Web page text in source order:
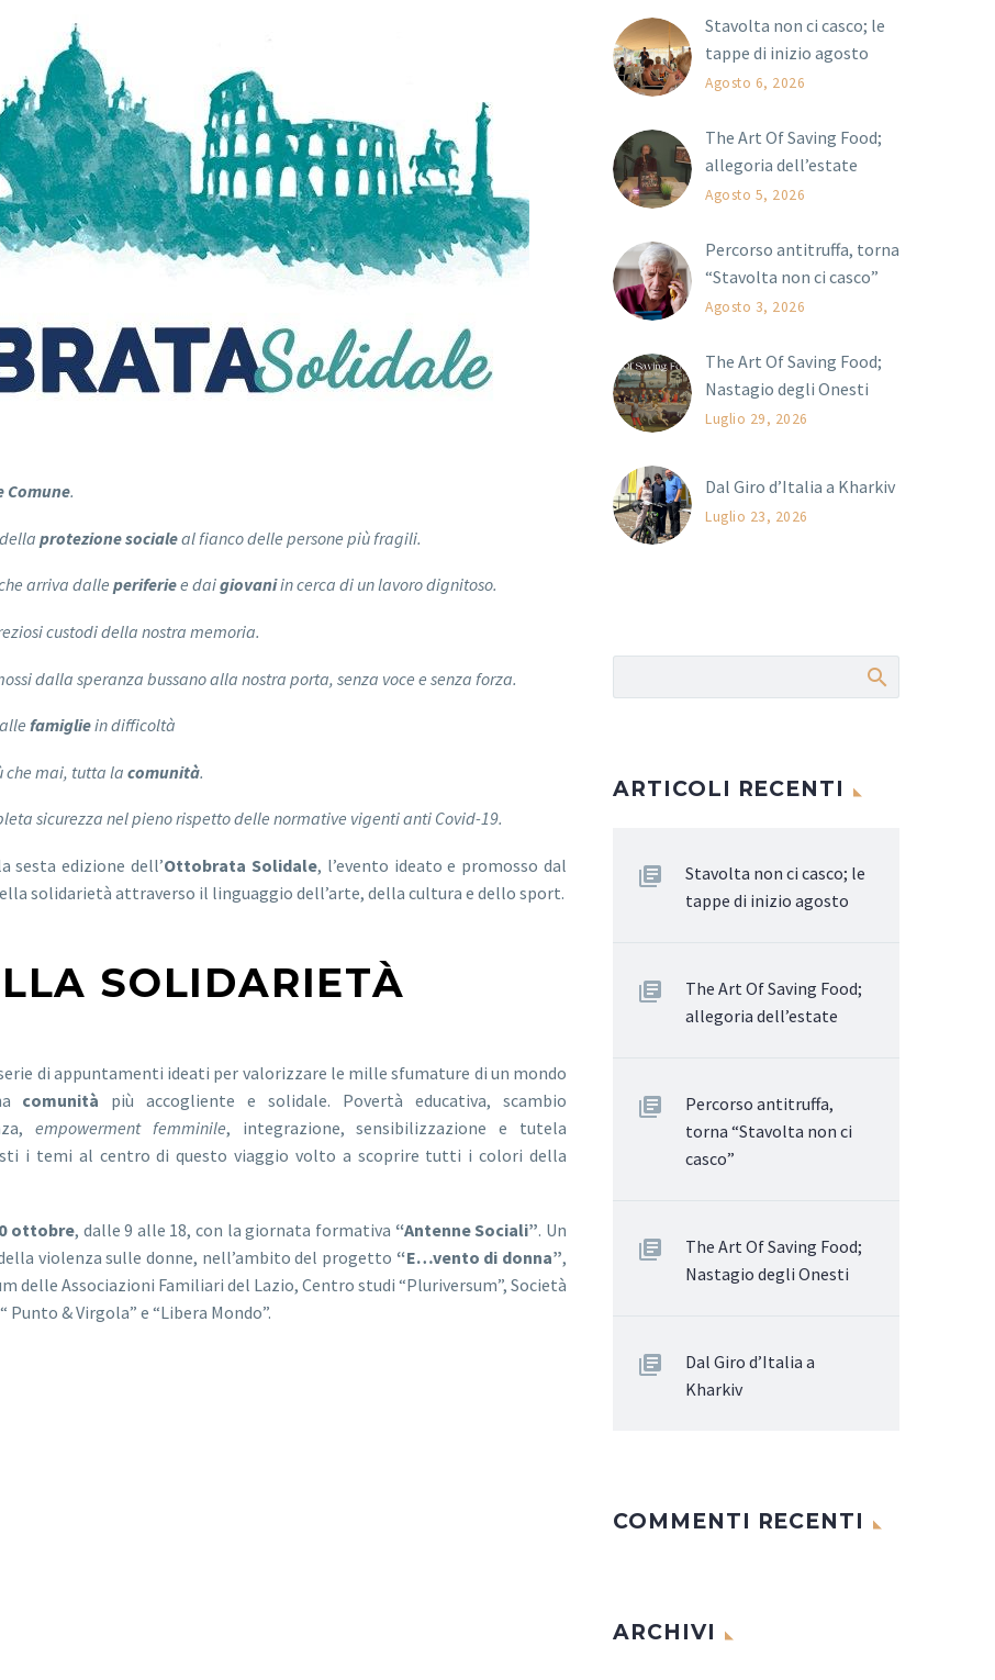
Comune.
protezione socialeal fianco delle persone più fragili.
arriva dalleperiferiee daigiovaniin cerca di un lavoro dignitoso.
custodi della nostra memoria.
dalla speranza bussano alla nostra porta, senza voce e senza forza.
famigliein difficoltà
che mai, tutta la comunità.
sicurezza nel pieno rispetto delle normative vigenti anti Covid-19.
sesta edizione dell’Ottobrata Solidale, l’evento ideato e promosso dal
solidarietà attraverso il linguaggio dell’arte, della cultura e dello sport.
SOLIDARIETÀ
di appuntamenti ideati per valorizzare le mille sfumature di un mondo
comunità più accogliente e solidale. Povertà educativa, scambio
empowerment femminile, integrazione, sensibilizzazione e tutela
i temi al centro di questo viaggio volto a scoprire tutti i colori della
ottobre, dalle 9 alle 18, con la giornata formativa “Antenne Sociali”. Un
violenza sulle donne, nell’ambito del progetto “E…vento di donna”,
delle Associazioni Familiari del Lazio, Centro studi “Pluriversum”, Società
& Virgola” e “Libera Mondo”.
Stavolta non ci casco; le
tappe di inizio agosto
Agosto 6, 2026
The Art Of Saving Food;
allegoria dell’estate
Agosto 5, 2026
Percorso antitruffa, torna
“Stavolta non ci casco”
Agosto 3, 2026
The Art Of Saving Food;
Nastagio degli Onesti
Luglio 29, 2026
Dal Giro d’Italia a Kharkiv
Luglio 23, 2026
ARTICOLI RECENTI
Stavolta non ci casco; le
tappe di inizio agosto
The Art Of Saving Food;
allegoria dell’estate
Percorso antitruffa,
torna “Stavolta non ci
casco”
The Art Of Saving Food;
Nastagio degli Onesti
Dal Giro d’Italia a
Kharkiv
COMMENTI RECENTI
ARCHIVI